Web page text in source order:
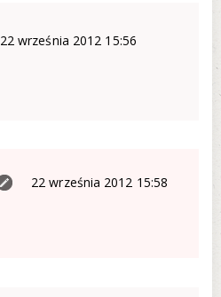
22 września 2012 15:56
22 września 2012 15:58